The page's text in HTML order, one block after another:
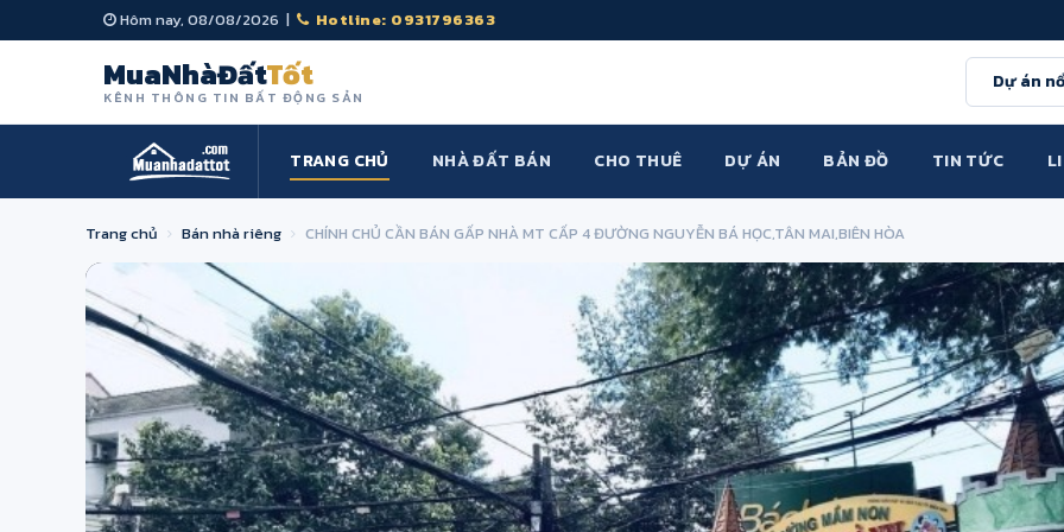
Hôm nay, 08/08/2026 | Hotline: 0931796363
MuaNhàĐấtTốt
KÊNH THÔNG TIN BẤT ĐỘNG SẢN
Dự án
TRANG CHỦ NHÀ ĐẤT BÁN CHO THUÊ DỰ ÁN BẢN ĐỒ TIN TỨC
Trang chủ Bán nhà riêng CHÍNH CHỦ CẦN BÁN GẤP NHÀ MT CẤP 4 ĐƯỜNG NGUYỄN BÁ HỌC,TÂN MAI,BIÊN HÒA